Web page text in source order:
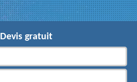
Devis gratuit